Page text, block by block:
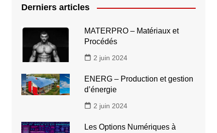
Derniers articles
MATERPRO – Matériaux et
Procédés
2 juin 2024
ENERG – Production et gestion
d’énergie
2 juin 2024
Les Options Numériques à